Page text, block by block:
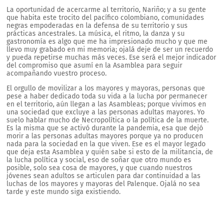
La oportunidad de acercarme al territorio, Nariño; y a su gente
que habita este trocito del pacífico colombiano, comunidades
negras empoderadas en la defensa de su territorio y sus
prácticas ancestrales. La música, el ritmo, la danza y su
gastronomía es algo que me ha impresionado mucho y que me
llevo muy grabado en mi memoria; ojalá deje de ser un recuerdo
y pueda repetirse muchas más veces. Ese será el mejor indicador
del compromiso que asumí en la Asamblea para seguir
acompañando vuestro proceso.
El orgullo de movilizar a los mayores y mayoras, personas que
pese a haber dedicado toda su vida a la lucha por permanecer
en el territorio, aún llegan a las Asambleas; porque vivimos en
una sociedad que excluye a las personas adultas mayores. Yo
suelo hablar mucho de Necropolítica o la política de la muerte.
Es la misma que se activó durante la pandemia, esa que dejó
morir a las personas adultas mayores porque ya no producen
nada para la sociedad en la que viven. Ese es el mayor legado
que deja esta Asamblea y quién sabe si esto de la militancia, de
la lucha política y social, eso de soñar que otro mundo es
posible, solo sea cosa de mayores, y que cuando nuestros
jóvenes sean adultos se articulen para dar continuidad a las
luchas de los mayores y mayoras del Palenque. Ojalá no sea
tarde y este mundo siga existiendo.